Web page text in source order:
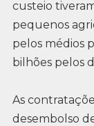
custeio
pequenos
pelos médios
bilhões pelos
As
desembolso